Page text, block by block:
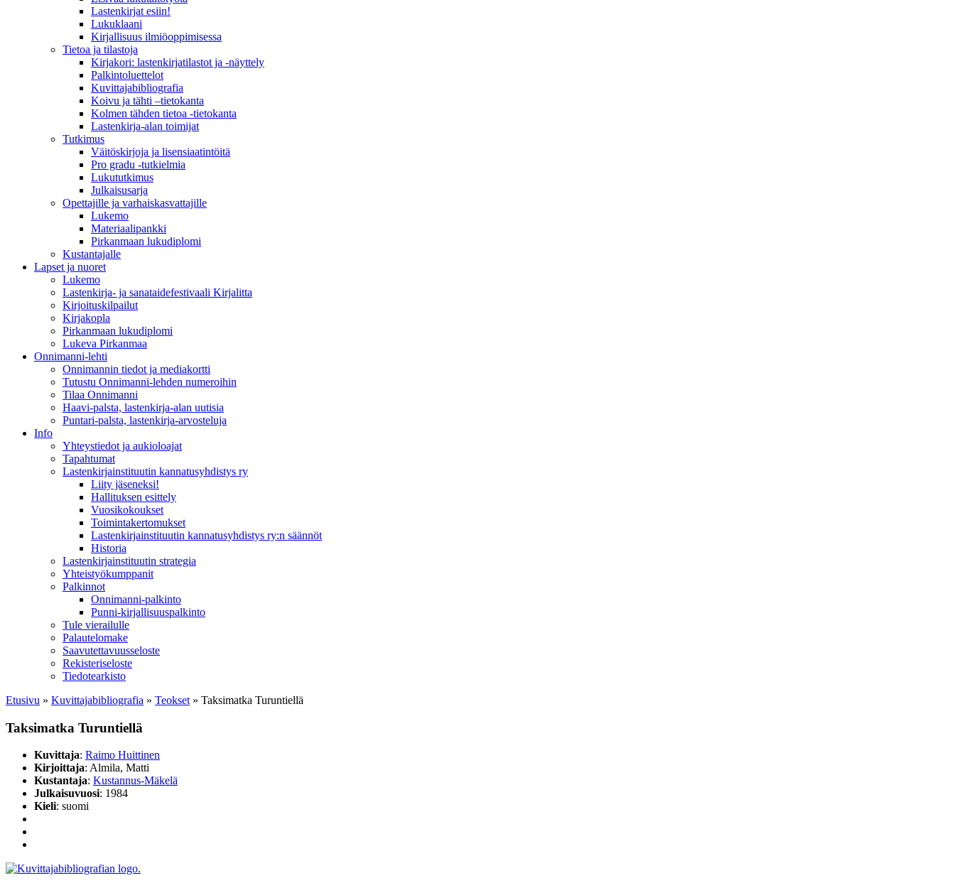
Lastenkirjat esiin!
Lukuklaani
Kirjallisuus ilmiöoppimisessa
Tietoa ja tilastoja
Kirjakori: lastenkirjatilastot ja -näyttely
Palkintoluettelot
Kuvittaja­bibliografia
Koivu ja tähti –tietokanta
Kolmen tähden tietoa -tietokanta
Lastenkirja-alan toimijat
Tutkimus
Väitöskirjoja ja lisensiaatintöitä
Pro gradu -tutkielmia
Lukututkimus
Julkaisusarja
Opettajille ja varhaiskasvattajille
Lukemo
Materiaalipankki
Pirkanmaan lukudiplomi
Kustantajalle
Lapset ja nuoret
Lukemo
Lastenkirja- ja sanataidefestivaali Kirjalitta
Kirjoituskilpailut
Kirjakopla
Pirkanmaan lukudiplomi
Lukeva Pirkanmaa
Onnimanni-lehti
Onnimannin tiedot ja mediakortti
Tutustu Onnimanni-lehden numeroihin
Tilaa Onnimanni
Haavi-palsta, lastenkirja-alan uutisia
Puntari-palsta, lastenkirja-arvosteluja
Info
Yhteystiedot ja aukioloajat
Tapahtumat
Lastenkirjainstituutin kannatusyhdistys ry
Liity jäseneksi!
Hallituksen esittely
Vuosikokoukset
Toimintakertomukset
Lastenkirjainstituutin kannatusyhdistys ry:n säännöt
Historia
Lastenkirjainstituutin strategia
Yhteistyökumppanit
Palkinnot
Onnimanni-palkinto
Punni-kirjallisuuspalkinto
Tule vierailulle
Palautelomake
Saavutettavuusseloste
Rekisteriseloste
Tiedotearkisto
Etusivu » Kuvittaja­bibliografia » Teokset » Taksimatka Turuntiellä
Taksimatka Turuntiellä
Kuvittaja: Raimo Huittinen
Kirjoittaja: Almila, Matti
Kustantaja: Kustannus-Mäkelä
Julkaisuvuosi: 1984
Kieli: suomi